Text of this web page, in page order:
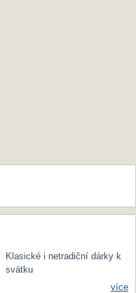
Klasické i netradiční dárky k
svátku
více